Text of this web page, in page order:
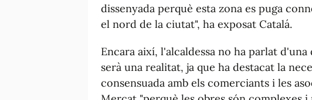
dissenyada perquè esta zona es puga
el nord de la ciutat", ha exposat Catalá.
Encara així, l'alcaldessa no ha parlat
serà una realitat, ja que ha destacat la
consensuada amb els comerciants i les